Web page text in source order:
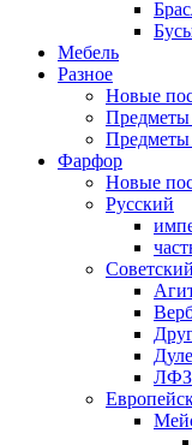
Мебель
Разное
Новые
Предметы
Предметы
Фарфор
Новые
Русский
Советский
ЛФЗ